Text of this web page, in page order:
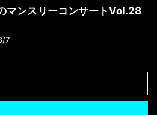
マンスリーコンサートVol.28
7